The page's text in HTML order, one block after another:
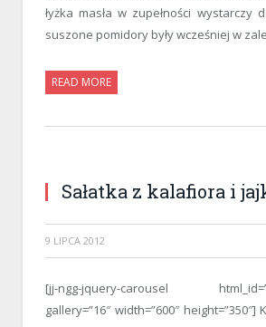
łyżka masła w zupełności wystarczy
suszone pomidory były wcześniej w
READ MORE
Sałatka z kalafiora i
9 LIPCA 2012
[jj-ngg-jquery-carousel
gallery=”16″ width=”600″